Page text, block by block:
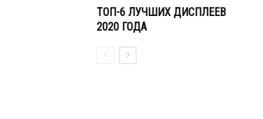
ТОП-6 ЛУЧШИХ ДИСПЛЕЕВ
2020 ГОДА